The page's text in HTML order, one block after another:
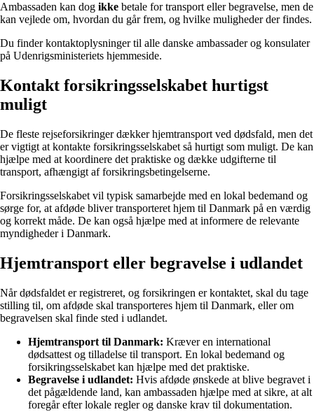
Ambassaden kan dog ikke betale for transport eller begravelse, men de
kan vejlede om, hvordan du går frem, og hvilke muligheder der findes.
Du finder kontaktoplysninger til alle danske ambassader og konsulater
på Udenrigsministeriets hjemmeside.
Kontakt forsikringsselskabet hurtigst
muligt
De fleste rejseforsikringer dækker hjemtransport ved dødsfald, men det
er vigtigt at kontakte forsikringsselskabet så hurtigt som muligt. De kan
hjælpe med at koordinere det praktiske og dække udgifterne til
transport, afhængigt af forsikringsbetingelserne.
Forsikringsselskabet vil typisk samarbejde med en lokal bedemand og
sørge for, at afdøde bliver transporteret hjem til Danmark på en værdig
og korrekt måde. De kan også hjælpe med at informere de relevante
myndigheder i Danmark.
Hjemtransport eller begravelse i udlandet
Når dødsfaldet er registreret, og forsikringen er kontaktet, skal du tage
stilling til, om afdøde skal transporteres hjem til Danmark, eller om
begravelsen skal finde sted i udlandet.
Hjemtransport til Danmark: Kræver en international
dødsattest og tilladelse til transport. En lokal bedemand og
forsikringsselskabet kan hjælpe med det praktiske.
Begravelse i udlandet: Hvis afdøde ønskede at blive begravet i
det pågældende land, kan ambassaden hjælpe med at sikre, at alt
foregår efter lokale regler og danske krav til dokumentation.